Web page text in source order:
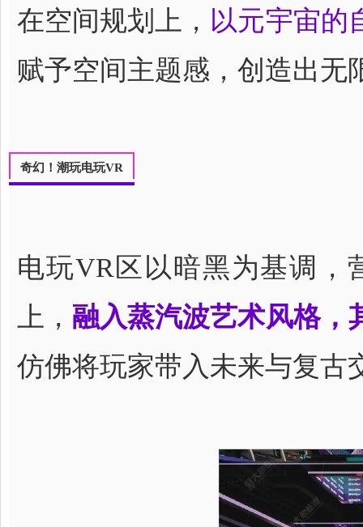
在空间规划上， 以元宇宙的
赋予空间主题感，创造出无
奇幻！潮玩电玩VR
电玩VR区以暗黑为基调，
上， 融入蒸汽波艺术风格，
仿佛将玩家带入未来与复古